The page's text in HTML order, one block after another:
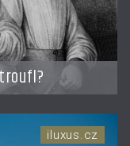
iluxus.cz